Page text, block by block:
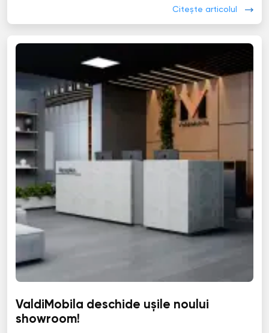
Citește articolul
ValdiMobila deschide ușile noului
showroom!